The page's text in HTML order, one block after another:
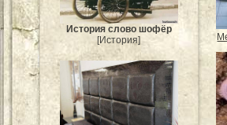
История слово шофёр
[История]